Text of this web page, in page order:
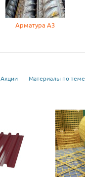
Арматура А3
Акции Материалы по теме